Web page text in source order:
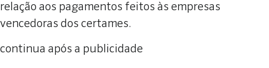
relação aos pagamentos feitos às empresas
vencedoras dos certames.
continua após a publicidade